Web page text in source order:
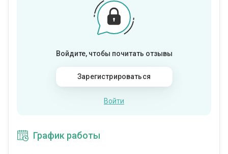
Войдите, чтобы почитать отзывы
Зарегистрироваться
Войти
График работы